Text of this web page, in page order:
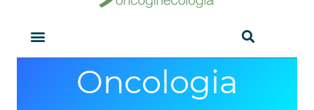
Oncologia